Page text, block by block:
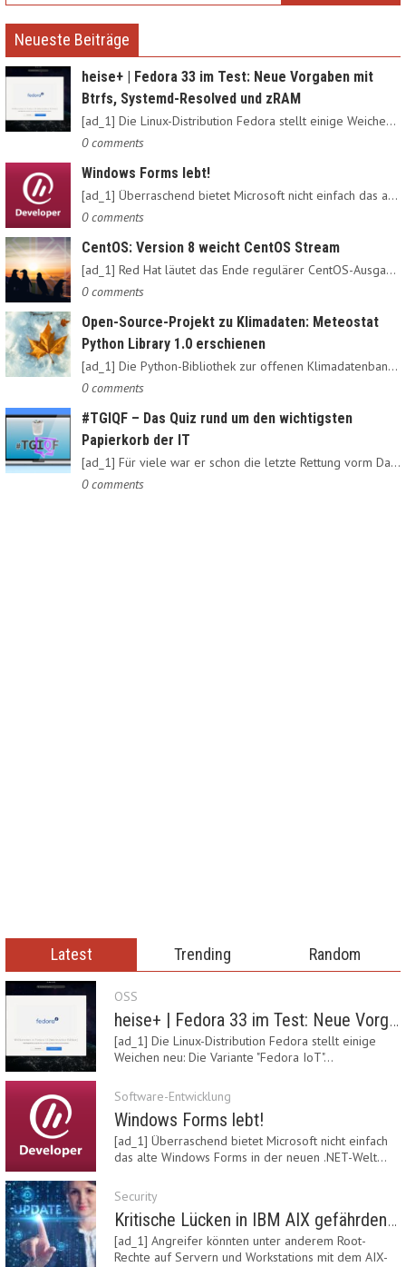
Neueste Beiträge
heise+ | Fedora 33 im Test: Neue Vorgaben mit
Btrfs, Systemd-Resolved und zRAM
[ad_1] Die Linux-Distribution Fedora stellt einige Weichen neu:…
0 comments
Windows Forms lebt!
[ad_1] Überraschend bietet Microsoft nicht einfach das alte…
0 comments
CentOS: Version 8 weicht CentOS Stream
[ad_1] Red Hat läutet das Ende regulärer CentOS-Ausgaben ein:…
0 comments
Open-Source-Projekt zu Klimadaten: Meteostat
Python Library 1.0 erschienen
[ad_1] Die Python-Bibliothek zur offenen Klimadatenbank Meteostat…
0 comments
#TGIQF – Das Quiz rund um den wichtigsten
Papierkorb der IT
[ad_1] Für viele war er schon die letzte Rettung vorm Daten-Nirvana:…
0 comments
Latest Trending Random
OSS
heise+ | Fedora 33 im Test: Neue Vorgaben mit Btrfs, Systemd-Resolved und zRAM
[ad_1] Die Linux-Distribution Fedora stellt einige
Weichen neu: Die Variante "Fedora IoT"…
Software-Entwicklung
Windows Forms lebt!
[ad_1] Überraschend bietet Microsoft nicht einfach
das alte Windows Forms in der neuen .NET-Welt…
Security
Kritische Lücken in IBM AIX gefährden Server
[ad_1] Angreifer könnten unter anderem Root-
Rechte auf Servern und Workstations mit dem AIX-